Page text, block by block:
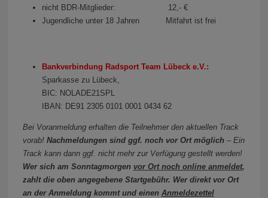
nicht BDR-Mitglieder: 12,- €
Jugendliche unter 18 Jahren Mitfahrt ist frei
Bankverbindung Radsport Team Lübeck e.V.:
Sparkasse zu Lübeck,
BIC: NOLADE21SPL
IBAN: DE91 2305 0101 0001 0434 62
Bei Voranmeldung erhalten die Teilnehmer den aktuellen Track
vorab! Nachmeldungen sind ggf. noch vor Ort möglich– Ein
Track kann dann ggf. nicht mehr zur Verfügung gestellt werden!
Wer sich am Sonntagmorgen vor Ort noch online anmeldet,
zahlt die oben angegebene Startgebühr. Wer direkt vor Ort
an der Anmeldung kommt und einen Anmeldezettel